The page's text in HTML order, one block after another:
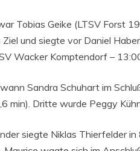
Tobias Geike (LTSV Forst
und siegte vor Daniel
Wacker Komptendorf –
Sandra Schuhart im
min). Dritte wurde Peggy
siegte Niklas Thierfelder